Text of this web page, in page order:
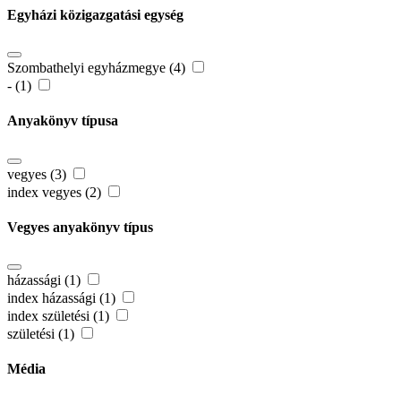
Egyházi közigazgatási egység
Szombathelyi egyházmegye (4)
- (1)
Anyakönyv típusa
vegyes (3)
index vegyes (2)
Vegyes anyakönyv típus
házassági (1)
index házassági (1)
index születési (1)
születési (1)
Média